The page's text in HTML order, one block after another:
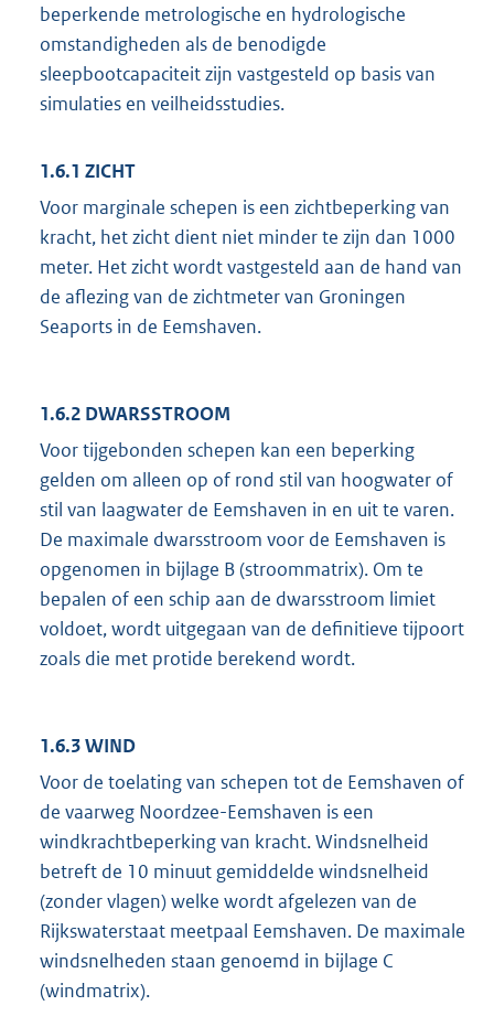
beperkende metrologische en hydrologische
omstandigheden als de benodigde
sleepbootcapaciteit zijn vastgesteld op basis van
simulaties en veilheidsstudies.
1.6.1 ZICHT
Voor marginale schepen is een zichtbeperking van
kracht, het zicht dient niet minder te zijn dan 1000
meter. Het zicht wordt vastgesteld aan de hand van
de aflezing van de zichtmeter van Groningen
Seaports in de Eemshaven.
1.6.2 DWARSSTROOM
Voor tijgebonden schepen kan een beperking
gelden om alleen op of rond stil van hoogwater of
stil van laagwater de Eemshaven in en uit te varen.
De maximale dwarsstroom voor de Eemshaven is
opgenomen in bijlage B (stroommatrix). Om te
bepalen of een schip aan de dwarsstroom limiet
voldoet, wordt uitgegaan van de definitieve tijpoort
zoals die met protide berekend wordt.
1.6.3 WIND
Voor de toelating van schepen tot de Eemshaven of
de vaarweg Noordzee-Eemshaven is een
windkrachtbeperking van kracht. Windsnelheid
betreft de 10 minuut gemiddelde windsnelheid
(zonder vlagen) welke wordt afgelezen van de
Rijkswaterstaat meetpaal Eemshaven. De maximale
windsnelheden staan genoemd in bijlage C
(windmatrix).